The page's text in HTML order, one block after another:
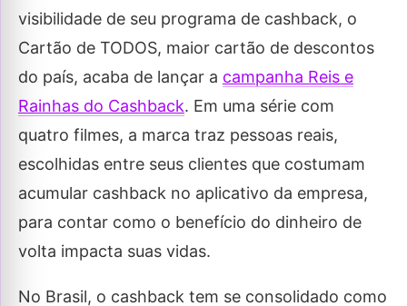
visibilidade de seu programa de cashback, o
Cartão de TODOS, maior cartão de descontos
do país, acaba de lançar a campanha Reis e
Rainhas do Cashback. Em uma série com
quatro filmes, a marca traz pessoas reais,
escolhidas entre seus clientes que costumam
acumular cashback no aplicativo da empresa,
para contar como o benefício do dinheiro de
volta impacta suas vidas.
No Brasil, o cashback tem se consolidado como